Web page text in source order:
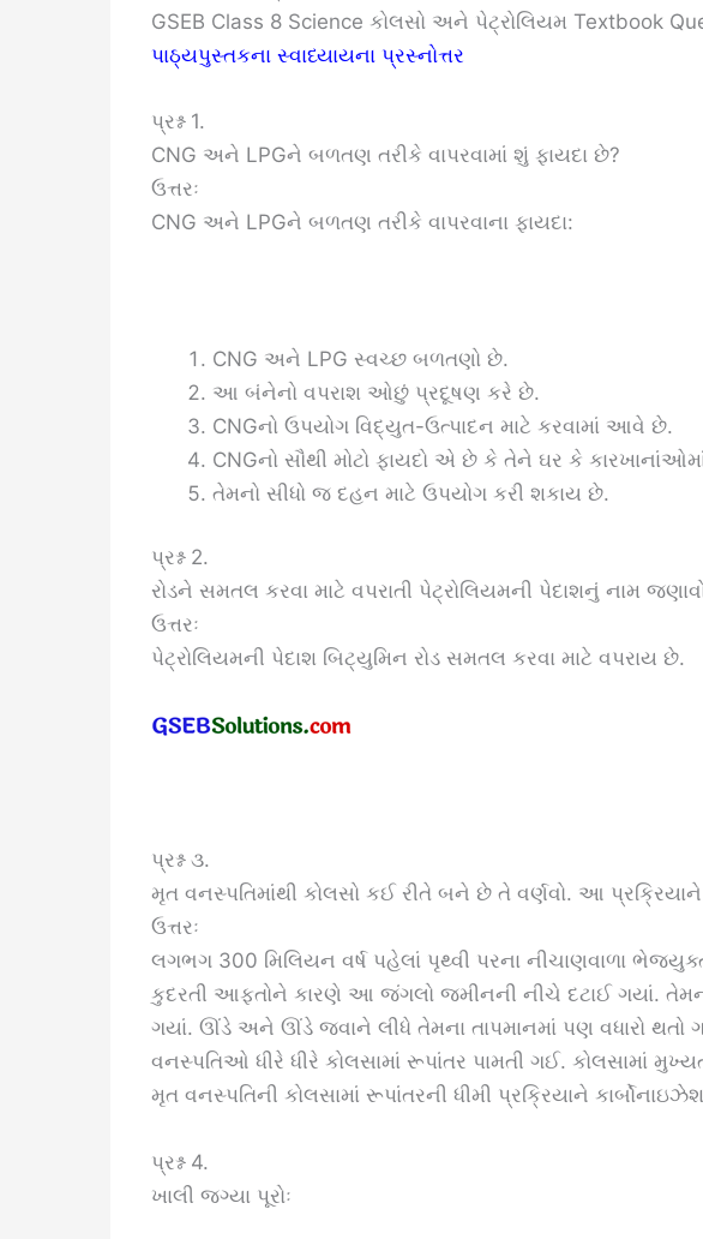
GSEB Class 8 Science કોલસો અને પેટ્રોલિયમ Textbook
પાઠ્યપુસ્તકના સ્વાધ્યાયના પ્રસ્નોત્તર
પ્રશ્ન 1.
CNG અને LPGને બળતણ તરીકે વાપરવામાં શું ફાયદા છે?
ઉત્તરઃ
CNG અને LPGને બળતણ તરીકે વાપરવાના ફાયદા:
CNG અને LPG સ્વચ્છ બળતણો છે.
આ બંનેનો વપરાશ ઓછું પ્રદૂષણ કરે છે.
CNGનો ઉપયોગ વિદ્યુત-ઉત્પાદન માટે કરવામાં આવે છે.
CNGનો સૌથી મોટો ફાયદો એ છે કે તેને ઘર કે
તેમનો સીધો જ દહન માટે ઉપયોગ કરી શકાય છે.
પ્રશ્ન 2.
રોડને સમતલ કરવા માટે વપરાતી પેટ્રોલિયમની પેદાશનું નામ
ઉત્તરઃ
પેટ્રોલિયમની પેદાશ બિટ્યુમિન રોડ સમતલ કરવા માટે વપરાય છે.
પ્રશ્ન ૩.
મૃત વનસ્પતિમાંથી કોલસો કઈ રીતે બને છે તે વર્ણવો. આ
ઉત્તરઃ
લગભગ 300 મિલિયન વર્ષ પહેલાં પૃથ્વી પરના નીચાણવાળા
કુદરતી આફતોને કારણે આ જંગલો જમીનની નીચે દટાઈ ગયાં.
ગયાં. ઊંડે અને ઊંડે જવાને લીધે તેમના તાપમાનમાં પણ વધારો
વનસ્પતિઓ ધીરે ધીરે કોલસામાં રૂપાંતર પામતી ગઈ. કોલસામાં
મૃત વનસ્પતિની કોલસામાં રૂપાંતરની ધીમી પ્રક્રિયાને
પ્રશ્ન 4.
ખાલી જગ્યા પૂરોઃ